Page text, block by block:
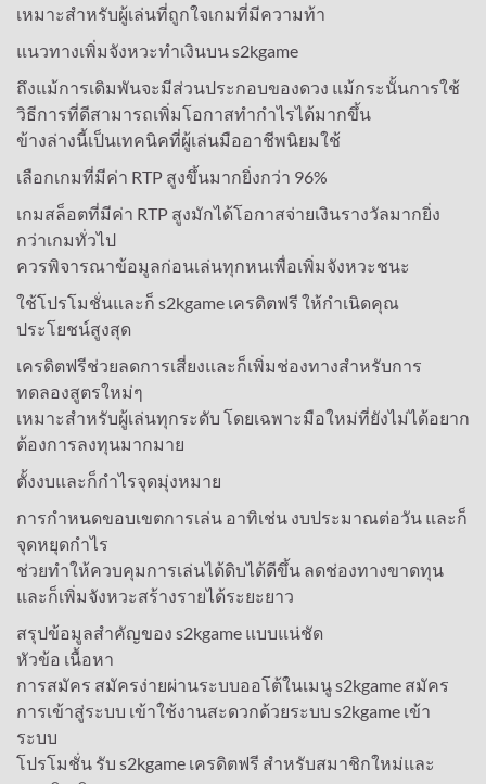
เหมาะสำหรับผู้เล่นที่ถูกใจเกมที่มีความท้า
แนวทางเพิ่มจังหวะทำเงินบน s2kgame
ถึงแม้การเดิมพันจะมีส่วนประกอบของดวง แม้กระนั้นการใช้
วิธีการที่ดีสามารถเพิ่มโอกาสทำกำไรได้มากขึ้น
ข้างล่างนี้เป็นเทคนิคที่ผู้เล่นมืออาชีพนิยมใช้
เลือกเกมที่มีค่า RTP สูงขึ้นมากยิ่งกว่า 96%
เกมสล็อตที่มีค่า RTP สูงมักได้โอกาสจ่ายเงินรางวัลมากยิ่ง
กว่าเกมทั่วไป
ควรพิจารณาข้อมูลก่อนเล่นทุกหนเพื่อเพิ่มจังหวะชนะ
ใช้โปรโมชั่นและก็ s2kgame เครดิตฟรี ให้กำเนิดคุณ
ประโยชน์สูงสุด
เครดิตฟรีช่วยลดการเสี่ยงและก็เพิ่มช่องทางสำหรับการ
ทดลองสูตรใหม่ๆ
เหมาะสำหรับผู้เล่นทุกระดับ โดยเฉพาะมือใหม่ที่ยังไม่ได้อยาก
ต้องการลงทุนมากมาย
ตั้งงบและก็กำไรจุดมุ่งหมาย
การกำหนดขอบเขตการเล่น อาทิเช่น งบประมาณต่อวัน และก็
จุดหยุดกำไร
ช่วยทำให้ควบคุมการเล่นได้ดิบได้ดีขึ้น ลดช่องทางขาดทุน
และก็เพิ่มจังหวะสร้างรายได้ระยะยาว
สรุปข้อมูลสำคัญของ s2kgame แบบแน่ชัด
หัวข้อ เนื้อหา
การสมัคร สมัครง่ายผ่านระบบออโต้ในเมนู s2kgame สมัคร
การเข้าสู่ระบบ เข้าใช้งานสะดวกด้วยระบบ s2kgame เข้า
ระบบ
โปรโมชั่น รับ s2kgame เครดิตฟรี สำหรับสมาชิกใหม่และ